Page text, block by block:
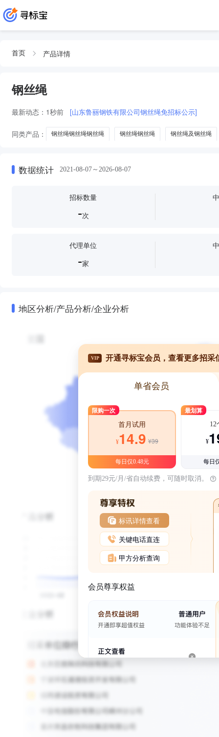
首页 产品详情
钢丝绳
最新动态： 1秒前 [山东鲁丽钢铁有限公司钢丝绳免招标公示]
同类产品： 钢丝绳钢丝绳钢丝绳 钢丝绳钢丝绳 钢丝绳及钢丝绳
数据统计 2021-08-07～2026-08-07
招标数量
-次
代理单位
-家
地区分析/产品分析/企业分析
VIP 开通寻标宝会员，查看更多招采
单省会员
限购一次
首月试用
¥14.9 ¥39
每日仅0.48元
最划算
12
¥
每日
到期29元/月/省自动续费，可随时取消。
标讯详情查看
关键电话直连
甲方分析查询
会员尊享权益